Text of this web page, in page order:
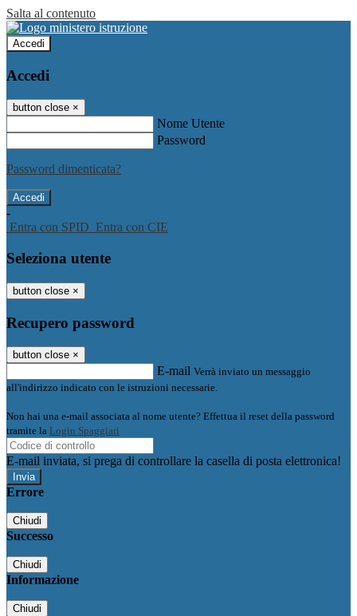
Salta al contenuto
Accedi
Accedi
button close ×
Nome Utente
Password
Password dimenticata?
-
Entra con SPID Entra con CIE
Seleziona utente
button close ×
Recupero password
button close ×
E-mail Verrà inviato un messaggio
all'indirizzo indicato con le istruzioni necessarie.
Non hai una e-mail associata al nome utente? Effettua il reset della password
tramite la Login Spaggiari
E-mail inviata, si prega di controllare la casella di posta elettronica!
Errore
Chiudi
Successo
Chiudi
Informazione
Chiudi